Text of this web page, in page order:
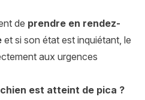
de prendre en rendez-
et si son état est inquiétant, le
aux urgences
est atteint de pica ?